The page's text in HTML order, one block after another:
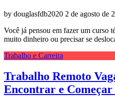
by douglasfdb2020 2 de agosto de
Você já pensou em fazer um curso
muito dinheiro ou precisar se
Trabalho e Carreira
Trabalho Remoto
Encontrar e